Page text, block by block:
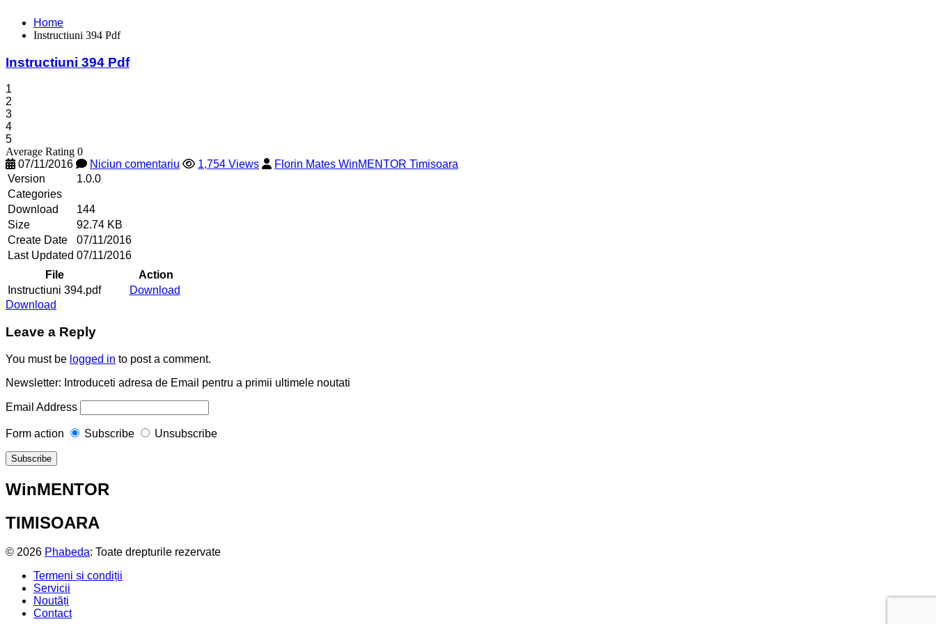
Home
Instructiuni 394 Pdf
Instructiuni 394 Pdf
1
2
3
4
5
Average Rating 0
07/11/2016
Niciun comentariu 1,754 Views
Florin Mates WinMENTOR Timisoara
Version
1.0.0
Categories
Download
144
Size
92.74 KB
Create Date
07/11/2016
Last Updated 07/11/2016
File
Action
Instructiuni 394.pdf
Download
Download
Leave a Reply
You must be logged in to post a comment.
Newsletter: Introduceti adresa de Email pentru a primii ultimele noutati
Email Address
Form action Subscribe Unsubscribe
WinMENTOR
TIMISOARA
© 2026 Phabeda: Toate drepturile rezervate
Termeni și condiții
Servicii
Noutăți
Contact